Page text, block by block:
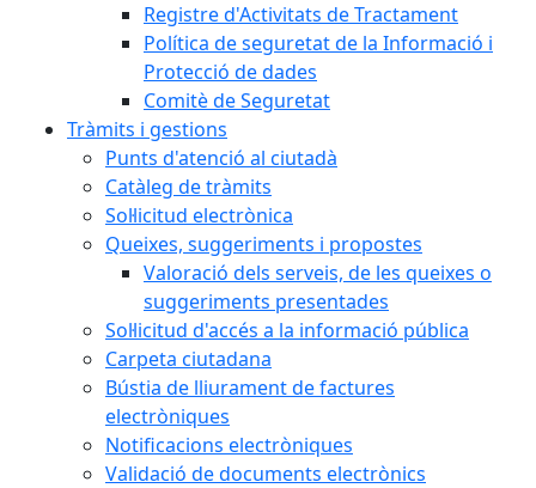
Registre d'Activitats de Tractament
Política de seguretat de la Informació i
Protecció de dades
Comitè de Seguretat
Tràmits i gestions
Punts d'atenció al ciutadà
Catàleg de tràmits
Sol·licitud electrònica
Queixes, suggeriments i propostes
Valoració dels serveis, de les queixes o
suggeriments presentades
Sol·licitud d'accés a la informació pública
Carpeta ciutadana
Bústia de lliurament de factures
electròniques
Notificacions electròniques
Validació de documents electrònics